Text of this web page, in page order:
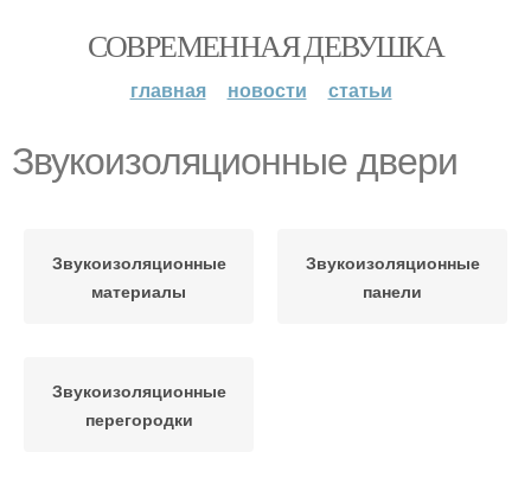
СОВРЕМЕННАЯ ДЕВУШКА
главная новости статьи
Звукоизоляционные двери
Звукоизоляционные
материалы
Звукоизоляционные
панели
Звукоизоляционные
перегородки